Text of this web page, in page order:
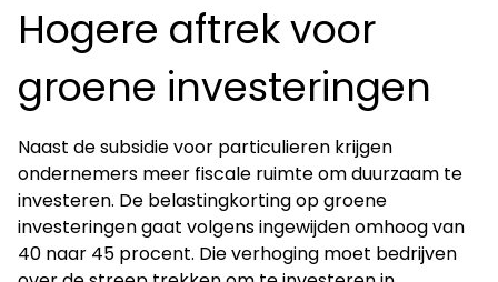
Hogere aftrek voor
groene investeringen
Naast de subsidie voor particulieren krijgen
ondernemers meer fiscale ruimte om duurzaam te
investeren. De belastingkorting op groene
investeringen gaat volgens ingewijden omhoog van
40 naar 45 procent. Die verhoging moet bedrijven